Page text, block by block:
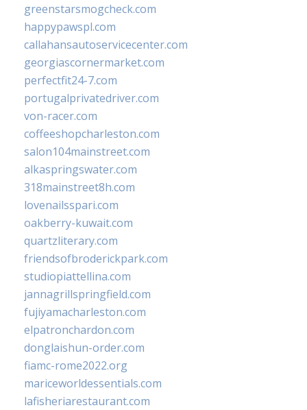
greenstarsmogcheck.com
happypawspl.com
callahansautoservicecenter.com
georgiascornermarket.com
perfectfit24-7.com
portugalprivatedriver.com
von-racer.com
coffeeshopcharleston.com
salon104mainstreet.com
alkaspringswater.com
318mainstreet8h.com
lovenailsspari.com
oakberry-kuwait.com
quartzliterary.com
friendsofbroderickpark.com
studiopiattellina.com
jannagrillspringfield.com
fujiyamacharleston.com
elpatronchardon.com
donglaishun-order.com
fiamc-rome2022.org
mariceworldessentials.com
lafisheriarestaurant.com